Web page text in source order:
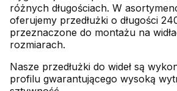
różnych długościach. W
oferujemy przedłużki o długości
przeznaczone do montażu na
rozmiarach.
Nasze przedłużki do wideł są
profilu gwarantującego wysoką